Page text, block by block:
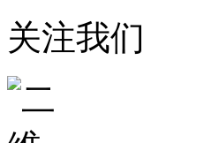
关注我们